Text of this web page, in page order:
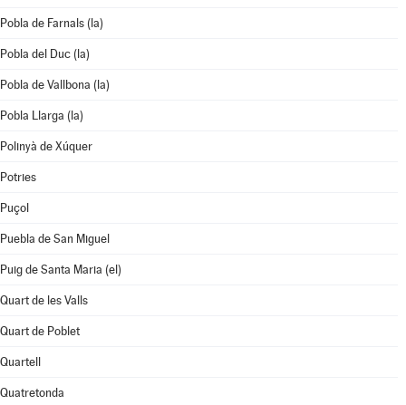
Pobla de Farnals (la)
Pobla del Duc (la)
Pobla de Vallbona (la)
Pobla Llarga (la)
Polinyà de Xúquer
Potries
Puçol
Puebla de San Miguel
Puig de Santa Maria (el)
Quart de les Valls
Quart de Poblet
Quartell
Quatretonda